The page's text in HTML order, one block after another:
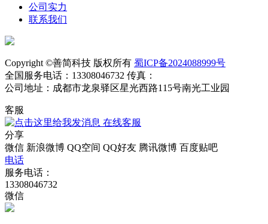
公司实力
联系我们
Copyright ©善简科技 版权所有 蜀ICP备2024088999号
全国服务电话：13308046732 传真：
公司地址：成都市龙泉驿区星光西路115号南光工业园
客服
在线客服
分享
微信 新浪微博 QQ空间 QQ好友 腾讯微博 百度贴吧
电话
服务电话：
13308046732
微信